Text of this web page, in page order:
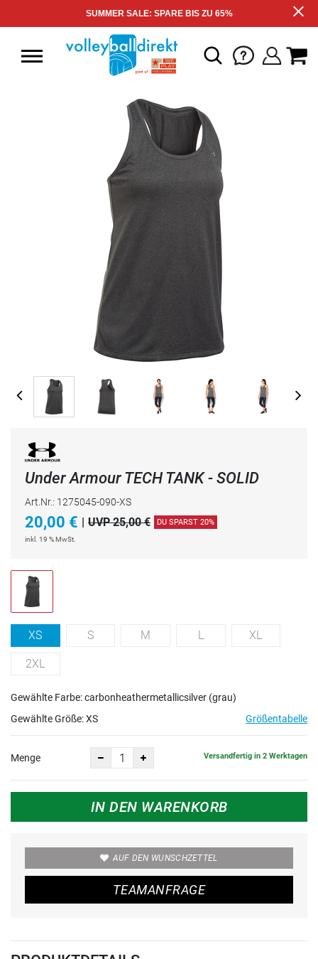
SUMMER SALE: SPARE BIS ZU 65%
Under Armour TECH TANK - SOLID
Art.Nr.: 1275045-090-XS
20,00 € | UVP 25,00 € DU SPARST 20%
inkl. 19 % MwSt.
XS S M L XL
2XL
Gewählte Farbe: carbonheathermetallicsilver (grau)
Gewählte Größe:XS Größentabelle
Menge Versandfertig in 2 Werktagen
IN DEN WARENKORB
AUF DEN WUNSCHZETTEL
TEAMANFRAGE